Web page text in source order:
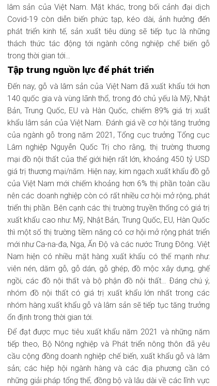
lâm sản của Việt Nam. Mặt khác, trong bối cảnh đại dịch
Covid-19 còn diễn biến phức tạp, kéo dài, ảnh hưởng đến
phát triển kinh tế, sản xuất tiêu dùng sẽ tiếp tục là những
thách thức tác động tới ngành công nghiệp chế biến gỗ
trong thời gian tới…
Tập trung nguồn lực để phát triển
Ðến nay, gỗ và lâm sản của Việt Nam đã xuất khẩu tới hơn
140 quốc gia và vùng lãnh thổ, trong đó chủ yếu là Mỹ, Nhật
Bản, Trung Quốc, EU và Hàn Quốc, chiếm 89% giá trị xuất
khẩu lâm sản của Việt Nam. Ðánh giá về cơ hội tăng trưởng
của ngành gỗ trong năm 2021, Tổng cục trưởng Tổng cục
Lâm nghiệp Nguyễn Quốc Trị cho rằng, thị trường thương
mại đồ nội thất của thế giới hiện rất lớn, khoảng 450 tỷ USD
giá trị thương mại/năm. Hiện nay, kim ngạch xuất khẩu đồ gỗ
của Việt Nam mới chiếm khoảng hơn 6% thị phần toàn cầu
nên các doanh nghiệp còn có rất nhiều cơ hội mở rộng, phát
triển thị phần. Bên cạnh các thị trường truyền thống có giá trị
xuất khẩu cao như: Mỹ, Nhật Bản, Trung Quốc, EU, Hàn Quốc
thì một số thị trường tiềm năng có cơ hội mở rộng phát triển
mới như Ca-na-đa, Nga, Ấn Ðộ và các nước Trung Ðông. Việt
Nam hiện có nhiều mặt hàng xuất khẩu có thế mạnh như:
viên nén, dăm gỗ, gỗ dán, gỗ ghép, đồ mộc xây dựng, ghế
ngồi, các đồ nội thất và bộ phận đồ nội thất… Ðáng chú ý,
nhóm đồ nội thất có giá trị xuất khẩu lớn nhất trong các
nhóm hàng xuất khẩu gỗ và lâm sản sẽ tiếp tục tăng trưởng
ổn định trong thời gian tới.
Ðể đạt được mục tiêu xuất khẩu năm 2021 và những năm
tiếp theo, Bộ Nông nghiệp và Phát triển nông thôn đã yêu
cầu cộng đồng doanh nghiệp chế biến, xuất khẩu gỗ và lâm
sản; các hiệp hội ngành hàng và các địa phương cần có
những giải pháp tổng thể, đồng bộ và lâu dài về các lĩnh vực